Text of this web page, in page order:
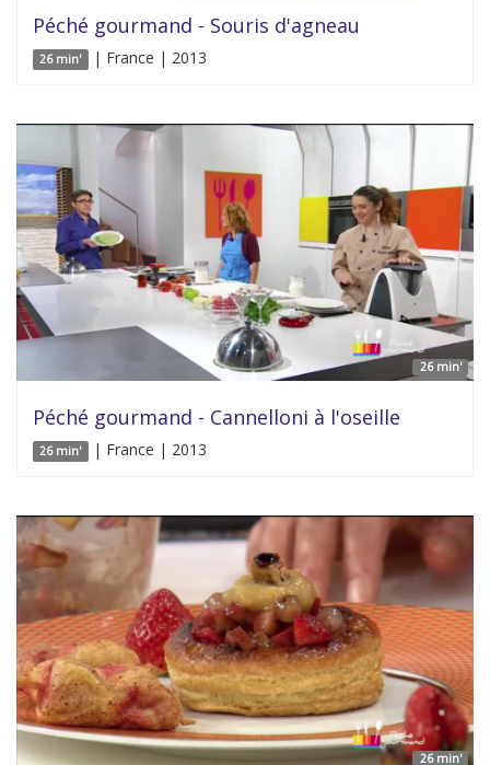
Péché gourmand - Souris d'agneau
26 min' | France | 2013
26 min'
Péché gourmand - Cannelloni à l'oseille
26 min' | France | 2013
26 min'